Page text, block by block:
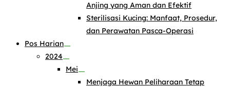
Anjing yang Aman dan Efektif
Sterilisasi Kucing: Manfaat, Prosedur,
dan Perawatan Pasca-Operasi
Pos Harian
2024
Mei
Menjaga Hewan Peliharaan Tetap